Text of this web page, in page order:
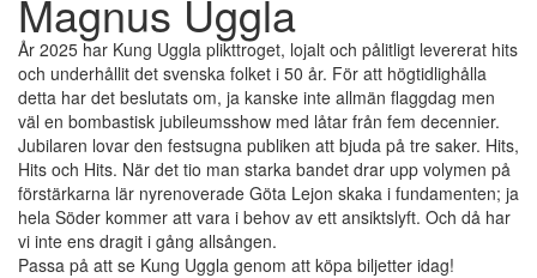
Magnus Uggla
År 2025 har Kung Uggla plikttroget, lojalt och pålitligt levererat hits
och underhållit det svenska folket i 50 år. För att högtidlighålla
detta har det beslutats om, ja kanske inte allmän flaggdag men
väl en bombastisk jubileumsshow med låtar från fem decennier.
Jubilaren lovar den festsugna publiken att bjuda på tre saker. Hits,
Hits och Hits. När det tio man starka bandet drar upp volymen på
förstärkarna lär nyrenoverade Göta Lejon skaka i fundamenten; ja
hela Söder kommer att vara i behov av ett ansiktslyft. Och då har
vi inte ens dragit i gång allsången.
Passa på att se Kung Uggla genom att köpa biljetter idag!